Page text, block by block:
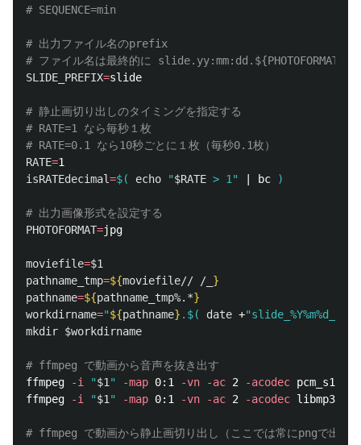
# SEQUENCE=min
# 出力ファイル名のprefix
# ファイル名は最終的に slide.yy:mm:dd.${PHOTOFORMAT}
SLIDE_PREFIX=slide
# 静止画切り出しのタイミングを指定する
# RATE=1 なら毎秒１枚
# RATE=0.1 なら10秒ごとに１枚（毎秒0.1枚）
RATE=
isRATEdecimal=$( echo "$RATE > 1" | bc )
# 出力画像形式を設定する
PHOTOFORMAT=jpg
moviefile=$1
pathname_tmp=${moviefile// /_ }
pathname=${pathname_tmp%.*}
workdirname="${pathname} . $( date +
mkdir $workdirname
# ffmpeg で動画から音声を抜き出す
ffmpeg
-i "$1 " -map 0:1 -vn -ac 2 -acodec
ffmpeg
-i "$1 " -map 0:1 -vn -ac 2 -acodec
# ffmpeg で動画から静止画切り出し（ここでは常にpngで出力